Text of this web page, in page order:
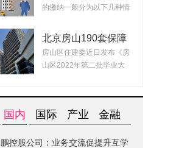
税最新政策
的缴纳一般分为以下几种情
北京房山190套保障
租赁房面向毕业生配
租 房源均为精装交
房山区住建委近日发布《房
山区2022年第二批毕业大
国内 国际 产业 金融
控股公司：业务交流促提升互学